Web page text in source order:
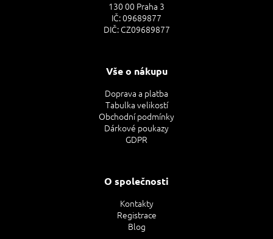
130 00 Praha 3
IČ: 09689877
DIČ: CZ09689877
Vše o nákupu
Doprava a platba
Tabulka velikostí
Obchodní podmínky
Dárkové poukazy
GDPR
O společnosti
Kontakty
Registrace
Blog